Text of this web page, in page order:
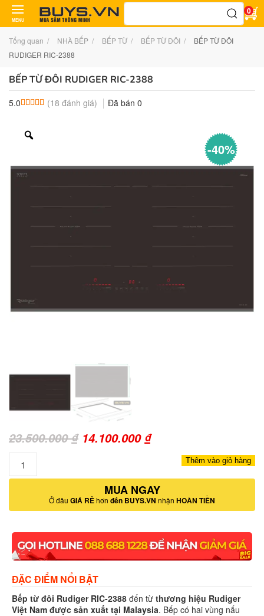
MENU
Tìm
0
Tổng quan NHÀ BẾP BẾP TỪ BẾP TỪ ĐÔI
BẾP TỪ ĐÔI
RUDIGER RIC-2388
BẾP TỪ ĐÔI RUDIGER RIC-2388
5.0 5.0 trên 5 dựa trên
18 đánh giá
(18 đánh giá) Đã bán 0
-40%
23.500.000₫ Giá
23.500.000 ₫.
14.100.000₫Giá
là:
14.100.000 ₫.
lượng
Thêm vào giỏ hàng
MUA NGAY
Ở đâu GIÁ RẺhơn đến BUYS.VN nhận HOÀN TIỀN
ĐẶC ĐIỂM NỔI BẬT
Bếp từ đôi Rudiger RIC-2388 đến từ thương hiệu Rudiger
Việt Nam được sản xuất tại Malaysia. Bếp có hai vùng nấu